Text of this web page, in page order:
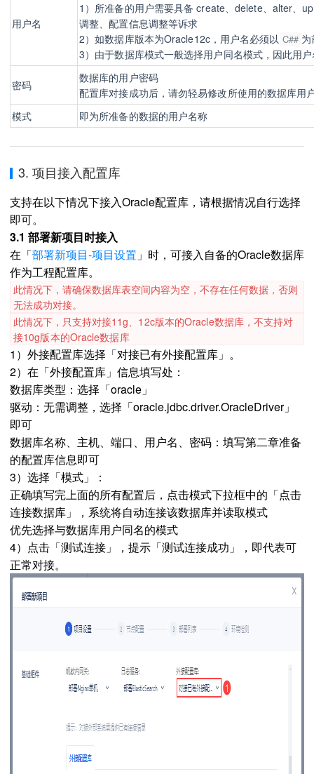
用户名
1）所准备的用户需要具备 create、delete、alter、
调整、配置信息调整等诉求
2）如数据库版本为Oracle12c，用户名必须以 C##
3） 由于数据库模式一般选择用户同名模式， 因此用
密码
数据库的用 户密码
配置库对接成功后，请勿轻易修改所使用的数据库用
模式
即为所准备的数据的用户名称
3. 项目接入配置库
支持在以下情况下接入Oracle配置库，请根据情况自行选择
即可。
3.1 部署新项目时接入
在「部署新项目-项目设置 」时，可接入自备的Oracle数据库
作为工程配置库。
此情况下，请确保数据库表空间内容为空，不存在任何数据，否则
无法成功对接。
此情况下，只支持对接11g、12c版本的Oracle数据库，不支持对
接10g版本的Oracle数据库
1）外接配置库选择「对接已有外接配置库」。
2）在「外接配置库」信息填写处：
数据库类型：选择「oracle」
驱动：无需调整，选择「oracle.jdbc.driver.OracleDriver」
即可
数据库名称、主机、端口、用户名、密码：填写第二章准备
的配置库信息即可
3）选择「模式 」：
正确填写完上面的所有配置后，点击模式下拉框中的「点击
连接数据库」，系统将自动连接该数据库并读取模式
优先选择与数据库用户同名的模式
4）点击「测试连接」，提示「测试连接成功」，即代表可
正常对接。